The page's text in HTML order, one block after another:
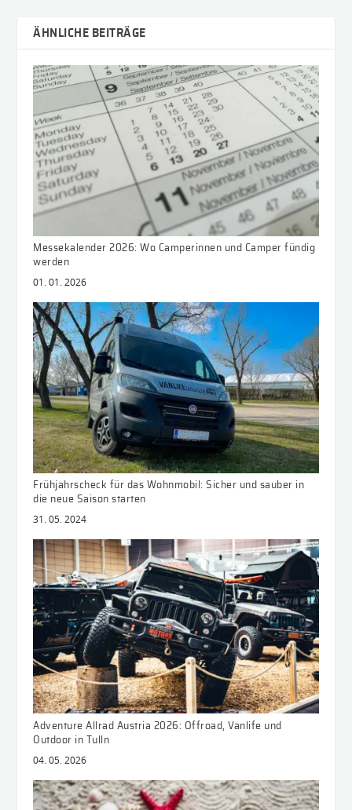
ÄHNLICHE BEITRÄGE
Messekalender 2026: Wo Camperinnen und Camper fündig
werden
01. 01. 2026
Frühjahrscheck für das Wohnmobil: Sicher und sauber in
die neue Saison starten
31. 05. 2024
Adventure Allrad Austria 2026: Offroad, Vanlife und
Outdoor in Tulln
04. 05. 2026